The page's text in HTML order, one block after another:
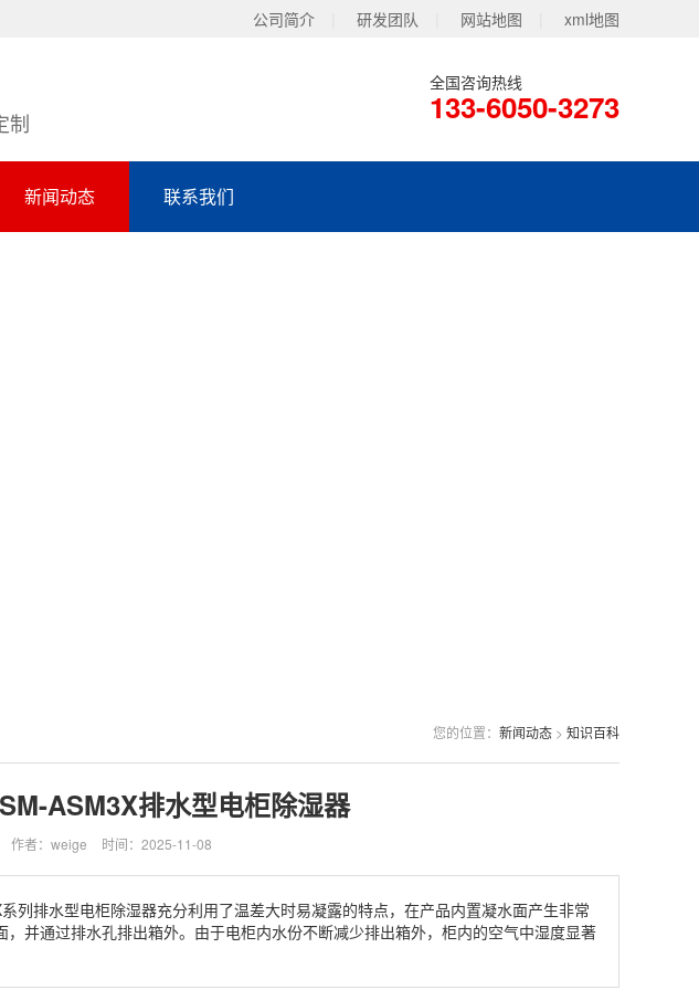
公司简介 研发团队 网站地图 xml地图
制
全国咨询热线
133-6050-3273
新闻动态 联系我们
您的位置： 新闻动态 > 知识百科
ASM3X排水型电柜除湿器
作者：weige 时间：2025-11-08
列排水型电柜除湿器充分利用了温差大时易凝露的特点，在产品内置凝水面产生非常
并通过排水孔排出箱外。由于电柜内水份不断减少排出箱外，柜内的空气中湿度显著